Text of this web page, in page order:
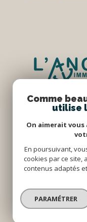
Comme
utilise
On aimerait
En poursuivant,
cookies par ce site,
contenus adaptés
PARAMÉTRER